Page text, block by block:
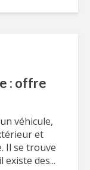
: offre
véhicule,
et
Il se trouve
existe des...